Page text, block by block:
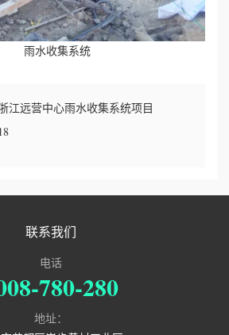
江远营中心雨水收集系统项目
联系我们
电话
780-280
地址：